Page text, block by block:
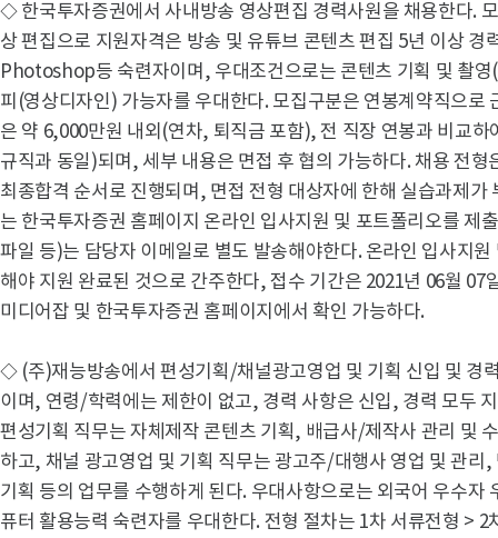
◇ 한국투자증권에서 사내방송 영상편집 경력사원을 채용한다.
상 편집으로 지원자격은 방송 및 유튜브 콘텐츠 편집 5년 이상
Photoshop등 숙련자이며, 우대조건으로는 콘텐츠 기획 및 촬
피(영상디자인) 가능자를 우대한다. 모집구분은 연봉계약직으로
은 약 6,000만원 내외(연차, 퇴직금 포함), 전 직장 연봉과 비교
규직과 동일)되며, 세부 내용은 면접 후 협의 가능하다. 채용 전
최종합격 순서로 진행되며, 면접 전형 대상자에 한해 실습과제가
는 한국투자증권 홈페이지 온라인 입사지원 및 포트폴리오를 제
파일 등)는 담당자 이메일로 별도 발송해야한다. 온라인 입사지
해야 지원 완료된 것으로 간주한다, 접수 기간은 2021년 06월
미디어잡 및 한국투자증권 홈페이지에서 확인 가능하다.
◇ (주)재능방송에서 편성기획/채널광고영업 및 기획 신입 및 경
이며, 연령/학력에는 제한이 없고, 경력 사항은 신입, 경력 모두
편성기획 직무는 자체제작 콘텐츠 기획, 배급사/제작사 관리 및
하고, 채널 광고영업 및 기획 직무는 광고주/대행사 영업 및 관
기획 등의 업무를 수행하게 된다. 우대사항으로는 외국어 우수
퓨터 활용능력 숙련자를 우대한다. 전형 절차는 1차 서류전형 >